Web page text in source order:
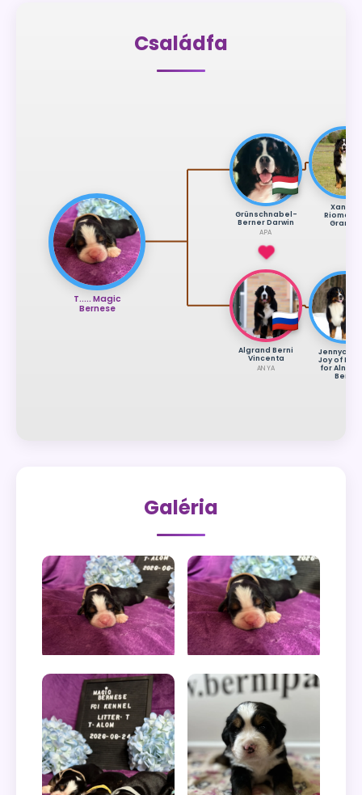
Családfa
T..... Magic
Bernese
Grünschnabel-
Berner Darwin
APA
Algrand Berni
Vincenta
ANYA
Xander
Grande
Joy of
for
Berni
Galéria